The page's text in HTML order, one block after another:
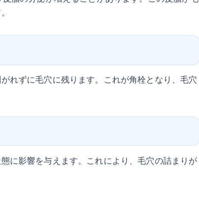
れずに毛穴に残ります。これが角栓となり、毛穴
に影響を与えます。これにより、毛穴の詰まりが